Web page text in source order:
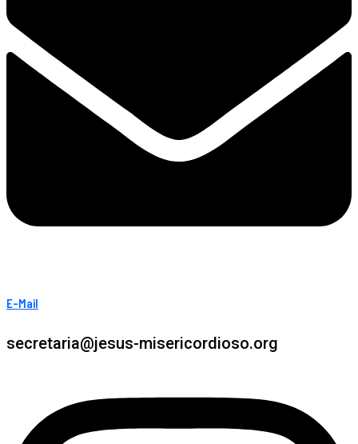
E-Mail
secretaria@jesus-misericordioso.org